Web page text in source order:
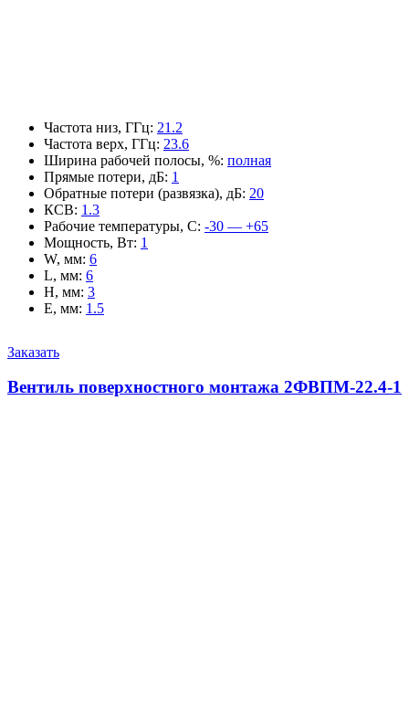
Частота низ, ГГц: 21.2
Частота верх, ГГц: 23.6
Ширина рабочей полосы, %: полная
Прямые потери, дБ: 1
Обратные потери (развязка), дБ: 20
КСВ: 1.3
Рабочие температуры, С: -30 — +65
Мощность, Вт: 1
W, мм: 6
L, мм: 6
H, мм: 3
E, мм: 1.5
Заказать
Вентиль поверхностного монтажа 2ФВПМ-22.4-1